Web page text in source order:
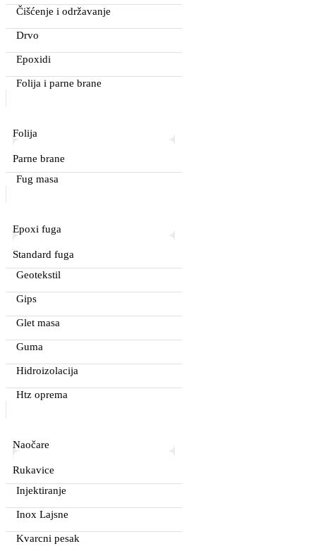
Čišćenje i održavanje
Drvo
Epoxidi
Folija i parne brane
Folija
Parne brane
Fug masa
Epoxi fuga
Standard fuga
Geotekstil
Gips
Glet masa
Guma
Hidroizolacija
Htz oprema
Naočare
Rukavice
Injektiranje
Inox Lajsne
Kvarcni pesak